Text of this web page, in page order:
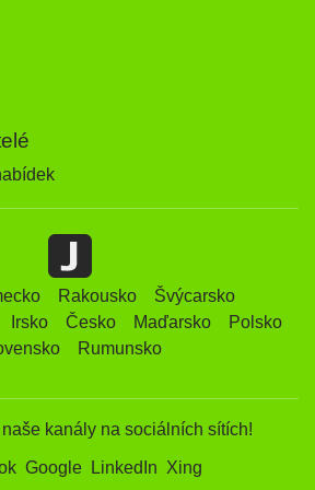
Rakousko
Švýcarsko
Irsko Česko Maďarsko
Polsko
Rumunsko
kanály na sociálních sítích!
Google LinkedIn Xing